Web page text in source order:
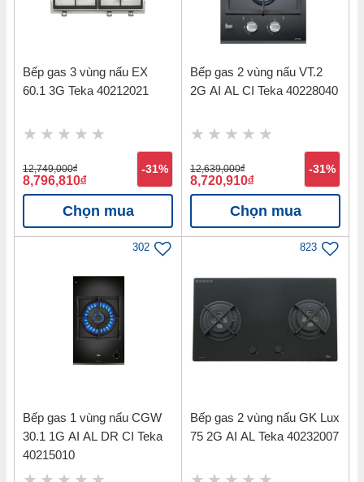
Bếp gas 3 vùng nấu EX
60.1 3G Teka 40212021
12,749,000đ
8,796,810đ
-31%
Chọn mua
Bếp gas 2 vùng nấu VT.2
2G AI AL CI Teka 40228040
12,639,000đ
8,720,910đ
-31%
Chọn mua
302
Bếp gas 1 vùng nấu CGW
30.1 1G AI AL DR CI Teka
40215010
823
Bếp gas 2 vùng nấu GK Lux
75 2G AI AL Teka 40232007